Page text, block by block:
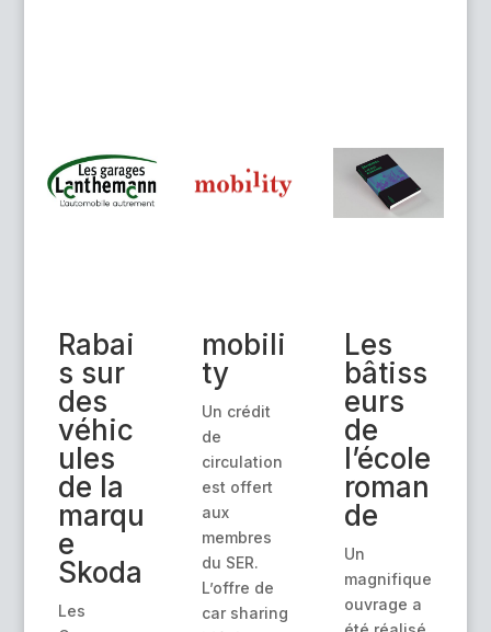
Rabai
s sur
des
véhic
ules
de la
marqu
e
Skoda
Les
mobili
ty
Un crédit
de
circulation
est offert
aux
membres
du SER.
L’offre de
car sharing
Les
bâtiss
eurs
de
l’école
roman
de
Un
magnifique
ouvrage a